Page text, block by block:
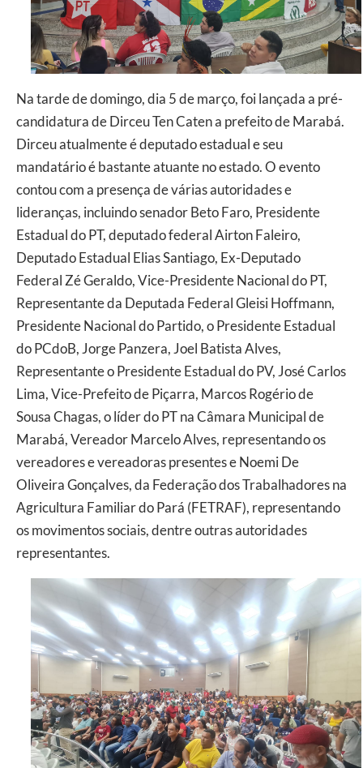
Na tarde de domingo, dia 5 de março, foi lançada a pré-
candidatura de Dirceu Ten Caten a prefeito de Marabá.
Dirceu atualmente é deputado estadual e seu
mandatário é bastante atuante no estado. O evento
contou com a presença de várias autoridades e
lideranças, incluindo senador Beto Faro, Presidente
Estadual do PT, deputado federal Airton Faleiro,
Deputado Estadual Elias Santiago, Ex-Deputado
Federal Zé Geraldo, Vice-Presidente Nacional do PT,
Representante da Deputada Federal Gleisi Hoffmann,
Presidente Nacional do Partido, o Presidente Estadual
do PCdoB, Jorge Panzera, Joel Batista Alves,
Representante o Presidente Estadual do PV, José Carlos
Lima, Vice-Prefeito de Piçarra, Marcos Rogério de
Sousa Chagas, o líder do PT na Câmara Municipal de
Marabá, Vereador Marcelo Alves, representando os
vereadores e vereadoras presentes e Noemi De
Oliveira Gonçalves, da Federação dos Trabalhadores na
Agricultura Familiar do Pará (FETRAF), representando
os movimentos sociais, dentre outras autoridades
representantes.